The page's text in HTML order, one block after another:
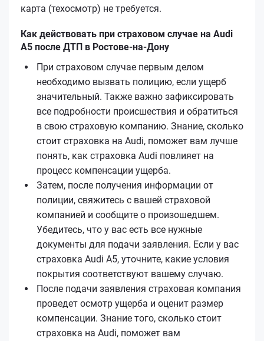
карта (техосмотр) не требуется.
Как действовать при страховом случае на Audi
A5 после ДТП в Ростове-на-Дону
При страховом случае первым делом
необходимо вызвать полицию, если ущерб
значительный. Также важно зафиксировать
все подробности происшествия и обратиться
в свою страховую компанию. Знание, сколько
стоит страховка на Audi, поможет вам лучше
понять, как страховка Audi повлияет на
процесс компенсации ущерба.
Затем, после получения информации от
полиции, свяжитесь с вашей страховой
компанией и сообщите о произошедшем.
Убедитесь, что у вас есть все нужные
документы для подачи заявления. Если у вас
страховка Audi A5, уточните, какие условия
покрытия соответствуют вашему случаю.
После подачи заявления страховая компания
проведет осмотр ущерба и оценит размер
компенсации. Знание того, сколько стоит
страховка на Audi, поможет вам